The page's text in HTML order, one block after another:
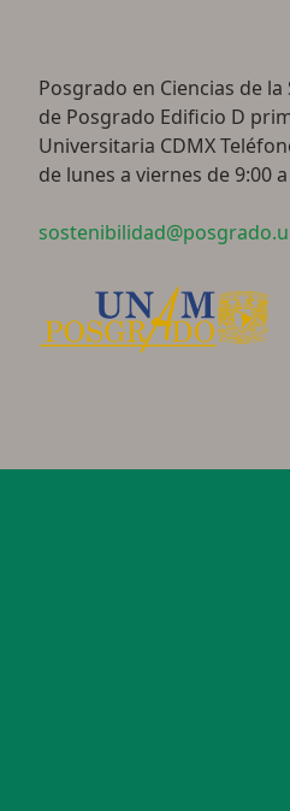
Posgrado en Ciencias de
de Posgrado Edificio D
Universitaria CDMX
de lunes a viernes de 9:00